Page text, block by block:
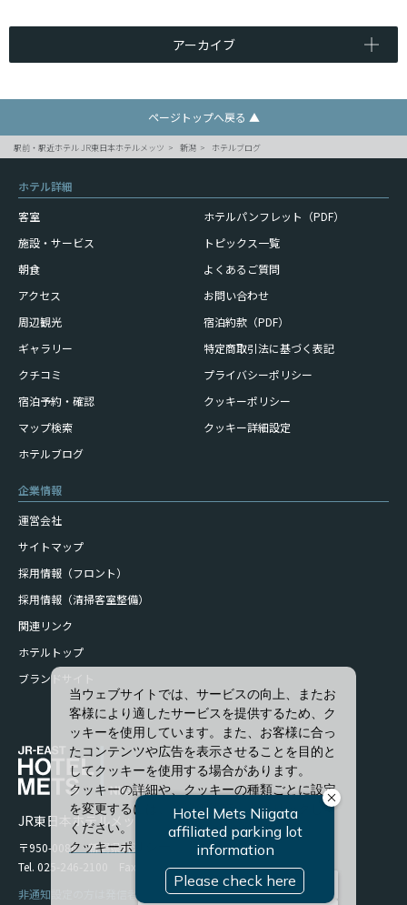
アーカイブ
ページトップへ戻る ▲
駅前・駅近ホテル JR東日本ホテルメッツ 新潟 ホテルブログ
ホテル詳細
客室
施設・サービス
朝食
アクセス
周辺観光
ギャラリー
クチコミ
宿泊予約・確認
マップ検索
ホテルブログ
ホテルパンフレット（PDF）
トピックス一覧
よくあるご質問
お問い合わせ
宿泊約款（PDF）
特定商取引法に基づく表記
プライバシーポリシー
クッキーポリシー
クッキー詳細設定
企業情報
運営会社
サイトマップ
採用情報（フロント）
採用情報（清掃客室整備）
関連リンク
ホテルトップ
ブランドサイト
JR東日本ホテルメッツ 新潟
〒950-0086 新潟県新潟市中央区花園1-96-47
Tel. 025-246-2100 Fax. 025-246-2114
非通知設定の方は発信者番号を設定の上お電話ください。
当ウェブサイトでは、サービスの向上、またお
客様により適したサービスを提供するため、ク
ッキーを使用しています。また、お客様に合っ
たコンテンツや広告を表示させることを目的と
してクッキーを使用する場合があります。
クッキーの詳細や、クッキーの種類ごとに設定
を変更するには、「詳細設定」をクリックして
ください。
クッキーポリシー
すべて許可